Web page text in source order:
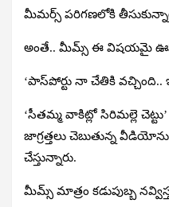
మీమర్స్‌ పరిగణలోకి
అంతే.. మీమ్స్‌ ఈ విషయమై
‘పాస్‌పోర్టు నా చేతికి వచ్చింది..
‘సీతమ్మ వాకిట్లో సిరిమల్లె
జాగ్రత్తలు చెబుతున్న
చేస్తున్నారు.
మీమ్స్‌ మాత్రం కడుపుబ్బ